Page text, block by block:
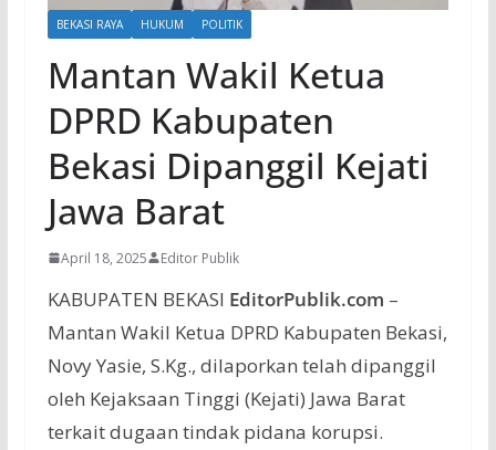
BEKASI RAYA HUKUM POLITIK
Mantan Wakil Ketua
DPRD Kabupaten
Bekasi Dipanggil Kejati
Jawa Barat
April 18, 2025 Editor Publik
KABUPATEN BEKASI EditorPublik.com –
Mantan Wakil Ketua DPRD Kabupaten Bekasi,
Novy Yasie, S.Kg., dilaporkan telah dipanggil
oleh Kejaksaan Tinggi (Kejati) Jawa Barat
terkait dugaan tindak pidana korupsi.